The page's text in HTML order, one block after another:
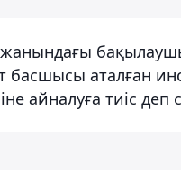
жанындағы
аталған
айналуға тиіс деп